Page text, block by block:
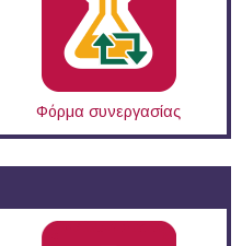
Φόρμα συνεργασίας